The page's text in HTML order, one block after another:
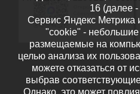
16 (далее
Сервис Яндекс Метрика
"cookie" -
размещаемые на
целью анализа их
можете отказаться от
выбрав
Однако, это может